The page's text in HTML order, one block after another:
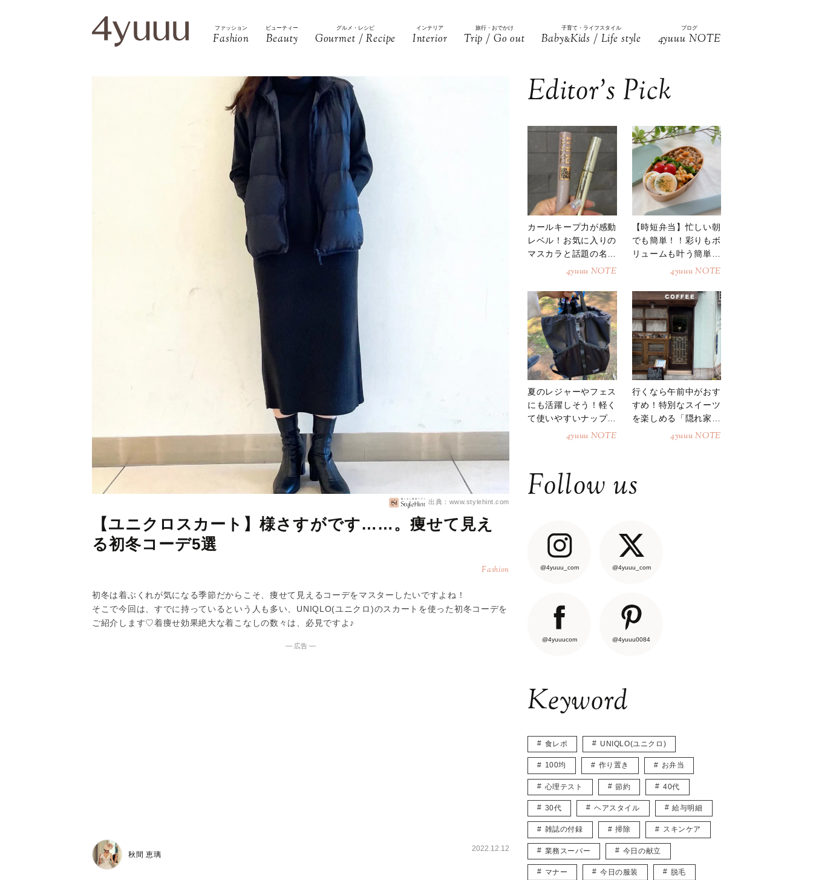
ファッション
Fashion
ビューティー
Beauty
グルメ・レシピ
Gourmet / Recipe
インテリア
Interior
旅行・おでかけ
Trip / Go out
子育て・ライフスタイル
Baby&Kids / Life style
ブログ
4yuuu NOTE
出典：www.stylehint.com
【ユニクロスカート】様さすがです……。痩せて見え
る初冬コーデ5選
Fashion
初冬は着ぶくれが気になる季節だからこそ、痩せて見えるコーデをマスターしたいですよね！
そこで今回は、すでに持っているという人も多い、UNIQLO(ユニクロ)のスカートを使った初冬コーデを
ご紹介します♡着痩せ効果絶大な着こなしの数々は、必見ですよ♪
― 広告 ―
秋間 恵璃
2022.12.12
Editor’s Pick
カールキープ力が感動
レベル！お気に入りの
マスカラと話題の名品
4yuuu NOTE
【時短弁当】忙しい朝
でも簡単！！彩りもボ
リュームも叶う簡単そ
4yuuu NOTE
夏のレジャーやフェス
にも活躍しそう！軽く
て使いやすいナップサ
4yuuu NOTE
行くなら午前中がおす
すめ！特別なスイーツ
を楽しめる「隠れ家カ
4yuuu NOTE
Follow us
@4yuuu_com @4yuuu_com
@4yuuucom @4yuuu0084
Keyword
食レポ UNIQLO(ユニクロ)
100均 作り置き お弁当
心理テスト 節約 40代
30代 ヘアスタイル 給与明細
雑誌の付録 掃除 スキンケア
業務スーパー 今日の献立
マナー 今日の服装 脱毛